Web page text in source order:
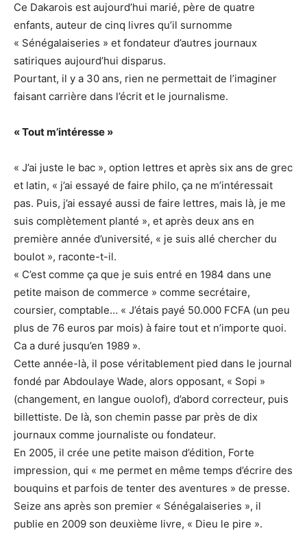
Ce Dakarois est aujourd’hui marié, père de quatre
enfants, auteur de cinq livres qu’il surnomme
« Sénégalaiseries » et fondateur d’autres journaux
satiriques aujourd’hui disparus.
Pourtant, il y a 30 ans, rien ne permettait de l’imaginer
faisant carrière dans l’écrit et le journalisme.
« Tout m’intéresse »
« J’ai juste le bac », option lettres et après six ans de grec
et latin, « j’ai essayé de faire philo, ça ne m’intéressait
pas. Puis, j’ai essayé aussi de faire lettres, mais là, je me
suis complètement planté », et après deux ans en
première année d’université, « je suis allé chercher du
boulot », raconte-t-il.
« C’est comme ça que je suis entré en 1984 dans une
petite maison de commerce » comme secrétaire,
coursier, comptable… « J’étais payé 50.000 FCFA (un peu
plus de 76 euros par mois) à faire tout et n’importe quoi.
Ca a duré jusqu’en 1989 ».
Cette année-là, il pose véritablement pied dans le journal
fondé par Abdoulaye Wade, alors opposant, « Sopi »
(changement, en langue ouolof), d’abord correcteur, puis
billettiste. De là, son chemin passe par près de dix
journaux comme journaliste ou fondateur.
En 2005, il crée une petite maison d’édition, Forte
impression, qui « me permet en même temps d’écrire des
bouquins et parfois de tenter des aventures » de presse.
Seize ans après son premier « Sénégalaiseries », il
publie en 2009 son deuxième livre, « Dieu le pire ».